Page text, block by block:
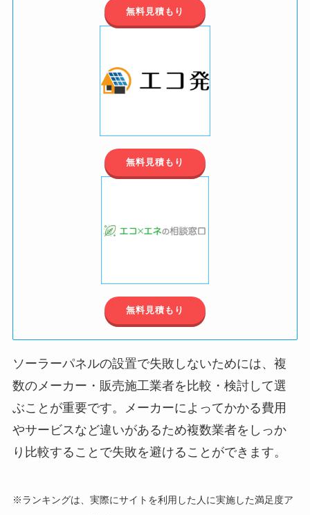
無料見積もり
無料見積もり
無料見積もり
ソーラーパネルの設置で失敗しないためには、複
数のメーカー・販売施工業者を比較・検討して選
ぶことが重要です。メーカーによってかかる費用
やサービスなど違いがあるため複数業者をしっか
り比較することで失敗を避けることができます。
※ランキングは、実際にサイトを利用した人に実施した満足度ア